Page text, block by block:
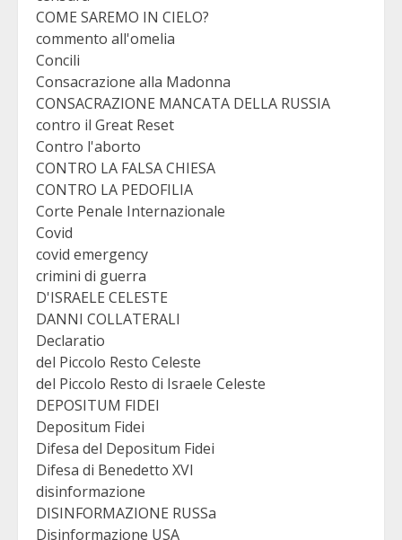
COME SAREMO IN CIELO?
commento all'omelia
Concili
Consacrazione alla Madonna
CONSACRAZIONE MANCATA DELLA RUSSIA
contro il Great Reset
Contro l'aborto
CONTRO LA FALSA CHIESA
CONTRO LA PEDOFILIA
Corte Penale Internazionale
Covid
covid emergency
crimini di guerra
D'ISRAELE CELESTE
DANNI COLLATERALI
Declaratio
del Piccolo Resto Celeste
del Piccolo Resto di Israele Celeste
DEPOSITUM FIDEI
Depositum Fidei
Difesa del Depositum Fidei
Difesa di Benedetto XVI
disinformazione
DISINFORMAZIONE RUSSa
Disinformazione USA